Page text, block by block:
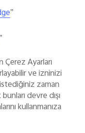
”
”
Çerez Ayarları
ve izninizi
zaman
devre dışı
kullanmanıza